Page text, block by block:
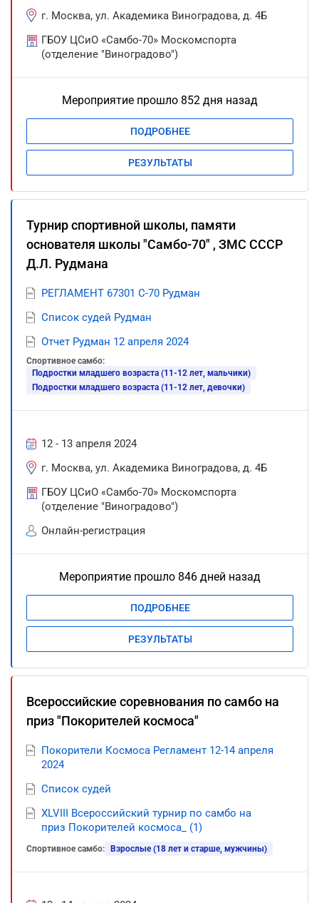
г. Москва, ул. Академика Виноградова, д. 4Б
ГБОУ ЦСиО «Самбо-70» Москомспорта
(отделение "Виноградово")
Мероприятие прошло 852 дня назад
ПОДРОБНЕЕ
РЕЗУЛЬТАТЫ
Турнир спортивной школы, памяти
основателя школы "Самбо-70" , ЗМС СССР
Д.Л. Рудмана
РЕГЛАМЕНТ 67301 С-70 Рудман
Список судей Рудман
Отчет Рудман 12 апреля 2024
Спортивное самбо:
Подростки младшего возраста (11-12 лет, мальчики)
Подростки младшего возраста (11-12 лет, девочки)
12 - 13 апреля 2024
г. Москва, ул. Академика Виноградова, д. 4Б
ГБОУ ЦСиО «Самбо-70» Москомспорта
(отделение "Виноградово")
Онлайн-регистрация
Мероприятие прошло 846 дней назад
ПОДРОБНЕЕ
РЕЗУЛЬТАТЫ
Всероссийские соревнования по самбо на
приз "Покорителей космоса"
Покорители Космоса Регламент 12-14 апреля
2024
Список судей
XLVIII Всероссийский турнир по самбо на
приз Покорителей космоса_ (1)
Спортивное самбо: Взрослые (18 лет и старше, мужчины)